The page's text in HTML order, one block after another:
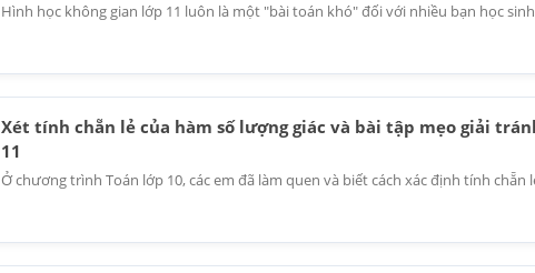
Hình học không gian lớp 11 luôn là một "bài toán khó" đối với nhiều bạn học
Xét tính chẵn lẻ của hàm số lượng giác và bài tập mẹo giải
11
Ở chương trình Toán lớp 10, các em đã làm quen và biết cách xác định tính chẵn